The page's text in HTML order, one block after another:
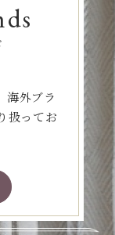
海外ブラ
扱ってお